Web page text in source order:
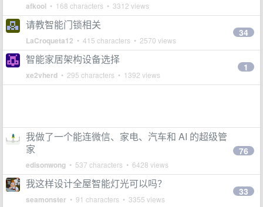
afkool • 168 characters • 3312 views
请教智能门锁相关
LaCroqueta12 • 415 characters • 2570 views
34
智能家居架构设备选择
xe2vherd • 295 characters • 1392 views
1
我做了一个能连微信、家电、汽车和 AI 的超级管
家
edisonwong • 537 characters • 6428 views
76
我这样设计全屋智能灯光可以吗？
seamonster • 91 characters • 3355 views
33